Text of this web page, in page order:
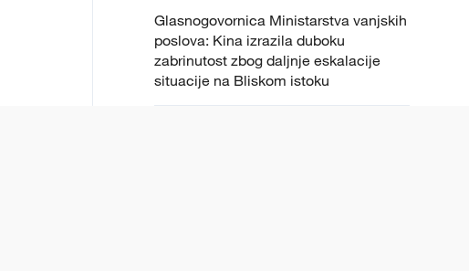
Glasnogovornica Ministarstva vanjskih
poslova: Kina izrazila duboku
zabrinutost zbog daljnje eskalacije
situacije na Bliskom istoku